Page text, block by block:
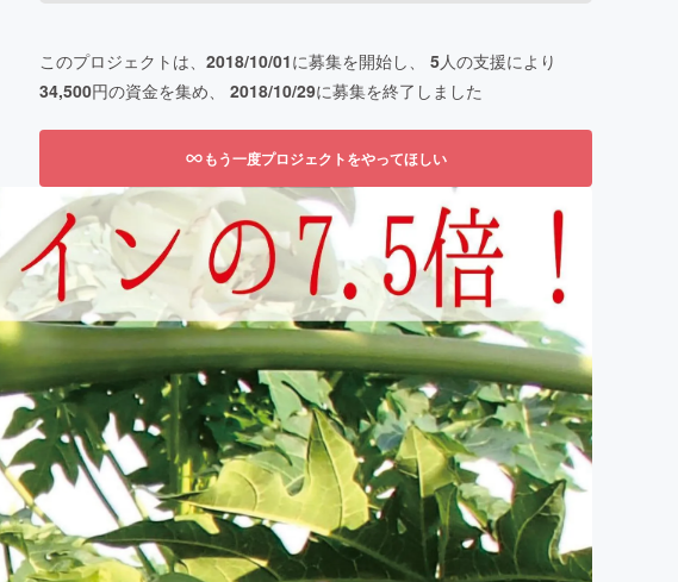
このプロジェクトは、 2018/10/01に募集を開始し、 5人の支援により
34,500円の資金を集め、 2018/10/29に募集を終了しました
もう一度プロジェクトをやってほしい